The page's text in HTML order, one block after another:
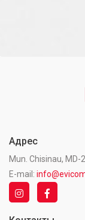
Адрес
Mun. Chisinau,
E-mail: